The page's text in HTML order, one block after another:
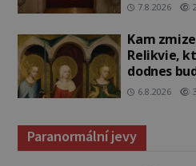
7.8.2026
Kam
Relikvie,
dodnes
6.8.2026
Paranormální jevy